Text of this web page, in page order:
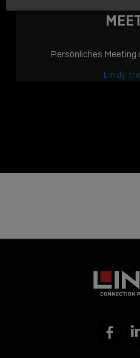
LINDY ACADEMY
WISSEN, DAS
Persönliches Meeting
Lindy
Facebook